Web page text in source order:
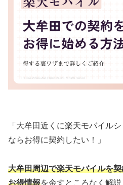
「大牟田近くに楽天モバイル
ならお得に契約したい！」
大牟田周辺で楽天モバイルを
お得情報を余すところなく解説